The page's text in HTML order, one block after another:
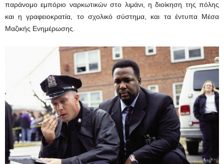
παράνομο εμπόριο ναρκωτικών στο λιμάνι, η διοίκηση της πόλης
και η γραφειοκρατία, το σχολικό σύστημα, και τα έντυπα Μέσα
Μαζικής Ενημέρωσης.